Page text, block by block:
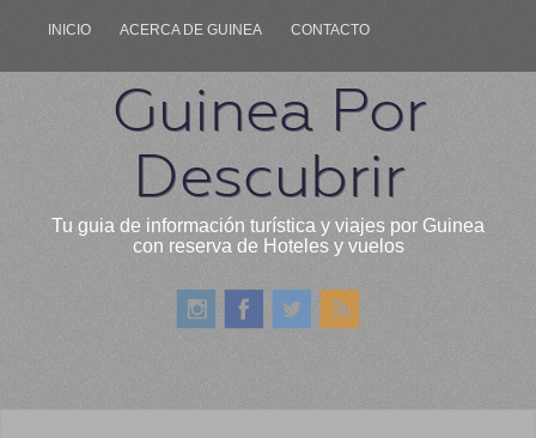
INICIO ACERCA DE GUINEA CONTACTO
Guinea Por
Descubrir
Tu guia de información turística y viajes por Guinea
con reserva de Hoteles y vuelos